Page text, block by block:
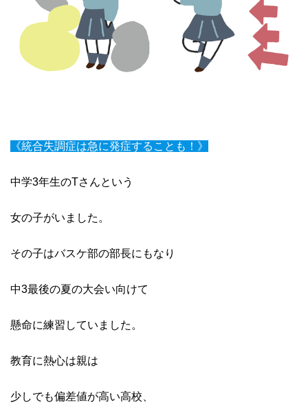
《統合失調症は急に発症することも！》
中学3年生のTさんという
女の子がいました。
その子はバスケ部の部長にもなり
中3最後の夏の大会い向けて
懸命に練習していました。
教育に熱心は親は
少しでも偏差値が高い高校、